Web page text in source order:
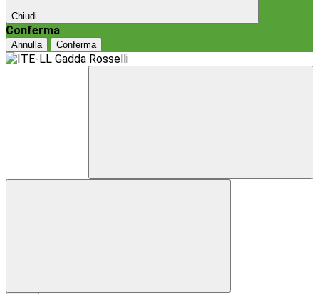
Chiudi
Conferma
Annulla Conferma